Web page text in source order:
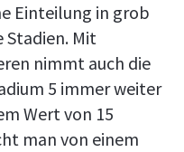
Einteilung in grob
Stadien. Mit
nimmt auch die
5 immer weiter
Wert von 15
man von einem